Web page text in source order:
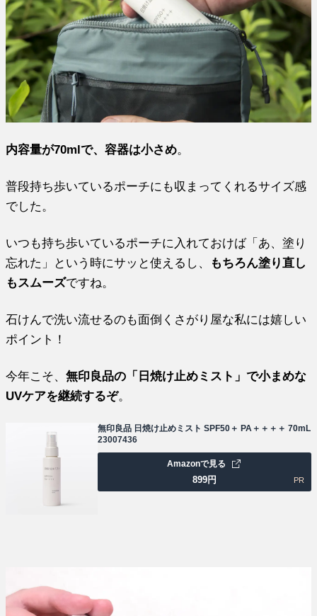
内容量が70mlで、容器は小さめ。
普段持ち歩いているポーチにも収まってくれるサイズ感
でした。
いつも持ち歩いているポーチに入れておけば「あ、塗り
忘れた」という時にサッと使えるし、
もちろん塗り直し
もスムーズですね。
石けんで洗い流せるのも面倒くさがり屋な私には嬉しい
ポイント！
今年こそ、無印良品の「日焼け止めミスト」で小まめな
UVケアを継続するぞ。
無印良品 日焼け止めミスト SPF50＋ PA＋＋＋＋ 70mL
23007436
899円
Amazonで見る
PR